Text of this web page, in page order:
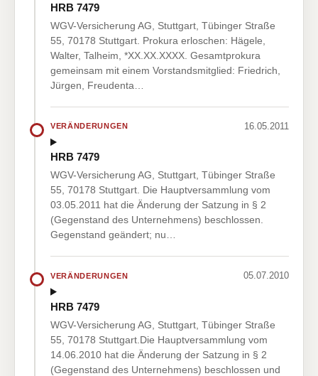
HRB 7479
WGV-Versicherung AG, Stuttgart, Tübinger Straße
55, 70178 Stuttgart. Prokura erloschen: Hägele,
Walter, Talheim, *XX.XX.XXXX. Gesamtprokura
gemeinsam mit einem Vorstandsmitglied: Friedrich,
Jürgen, Freudenta…
VERÄNDERUNGEN 16.05.2011
HRB 7479
WGV-Versicherung AG, Stuttgart, Tübinger Straße
55, 70178 Stuttgart. Die Hauptversammlung vom
03.05.2011 hat die Änderung der Satzung in § 2
(Gegenstand des Unternehmens) beschlossen.
Gegenstand geändert; nu…
VERÄNDERUNGEN 05.07.2010
HRB 7479
WGV-Versicherung AG, Stuttgart, Tübinger Straße
55, 70178 Stuttgart.Die Hauptversammlung vom
14.06.2010 hat die Änderung der Satzung in § 2
(Gegenstand des Unternehmens) beschlossen und